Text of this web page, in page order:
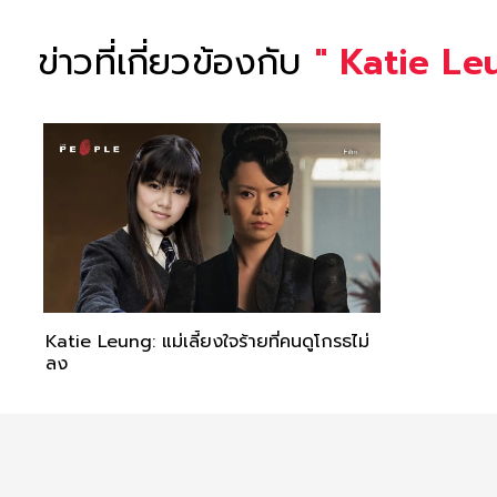
ข่าวที่เกี่ยวข้องกับ " Katie
Katie Leung: แม่เลี้ยงใจร้ายที่คนดูโกรธไม่
ลง